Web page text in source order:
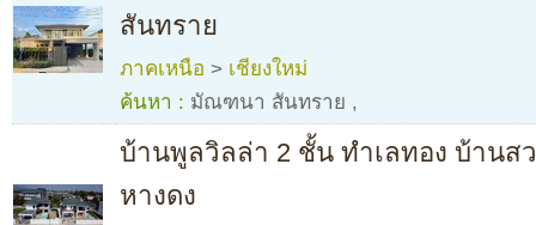
สันทราย
ภาคเหนือ > เชียงใหม่
ค้นหา : มัณฑนา สันทราย ,
บ้านพูลวิลล่า 2 ชั้น ทำเลทอง บ้านส
หางดง